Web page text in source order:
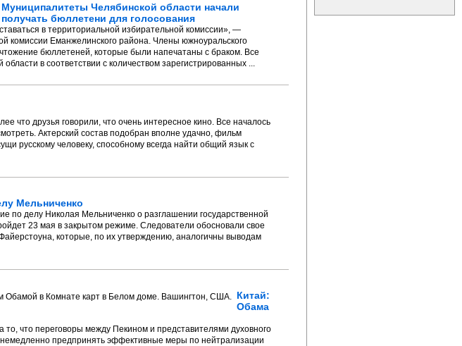
Муниципалитеты Челябинской области начали
получать бюллетени для голосования
в территориальной избирательной комиссии», —
комиссии Еманжелинского района. Члены южноуральского
бюллетеней, которые были напечатаны с браком. Все
в соответствии с количеством зарегистрированных ...
что друзья говорили, что очень интересное кино. Все началось
Актерский состав подобран вполне удачно, фильм
русскому человеку, способному всегда найти общий язык с
Мельниченко
по делу Николая Мельниченко о разглашении государственной
23 мая в закрытом режиме. Следователи обосновали свое
которые, по их утверждению, аналогичны выводам
Китай:
Обама
что переговоры между Пекином и представителями духовного
предпринять эффективные меры по нейтрализации